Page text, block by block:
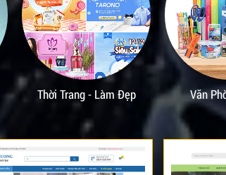
Văn Phòng Phẩm Hoa -